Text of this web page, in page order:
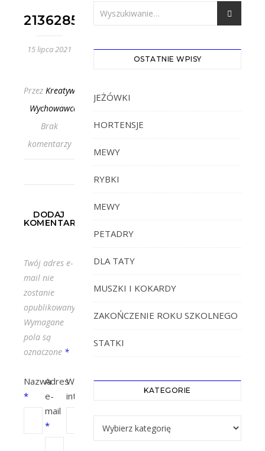
15 lipca 2021
Przez Kreatywny
Wychowawca
Brak
komentarzy
DODAJ
KOMENTARZ
Twój adres e-
mail nie
zostanie
opublikowany.
Wymagane
pola są
oznaczone *
Nazwa
*
Adres
e-
mail
*
Witryna
internetowa
OSTATNIE WPISY
JEŻÓWKI
HORTENSJE
MEWY
RYBKI
MEWY
PETADRY
DLA TATY
MUSZKI I KOKARDY
ZAKOŃCZENIE ROKU SZKOLNEGO
STATKI
KATEGORIE
Kategorie